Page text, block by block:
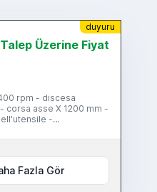
duyuru
Talep Üzerine Fiyat
rpm - discesa
corsa asse X 1200 mm -
-
Fazla Gör